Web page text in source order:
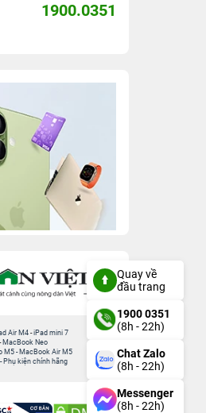
1900.0351
Air M4 -iPad mini 7
- MacBook Neo
M5 - MacBook Air M5
- Phụ kiện chính hãng
Quay về
đầu trang
1900 0351
(8h - 22h)
Chat Zalo
(8h - 22h)
Messenger
(8h - 22h)